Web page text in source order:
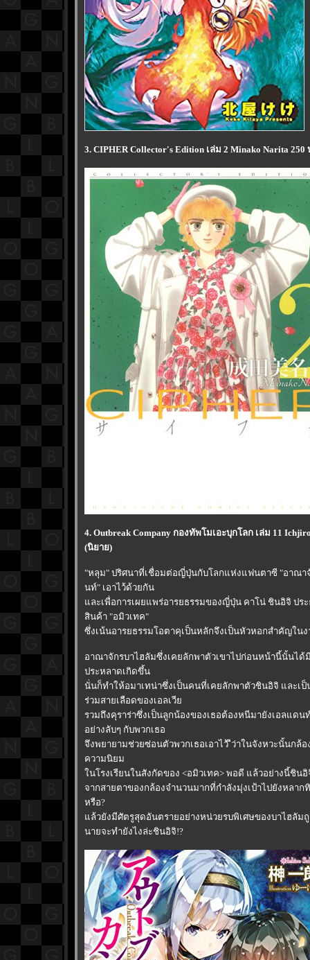
3. CIPHER Collector's Edition เล่ม 2 Minako Narita
4. Outbreak Company กองทัพโมเอะบุกโลก เล่ม 11
(นิยาย)
"หลุม" ปริศนาที่เชื่อมต่อญี่ปุ่นกับโลกแห่งแฟนตาซี "อาณา
นท์" เอาไว้ด้วยกัน
ละเพื่อการเผยแพร่อารยธรรมของญี่ปุ่น คาโน่ ชินอิจิ ป
สินค้า "อมิวเทค"
ซึ่งเน้นอารยธรรมโอตาคุเป็นหลักจึงเป็นหัวหอกสำคัญใน
อาณาจักรบาไฮลัมซึ่งเคยลักพาตัวเขาไปก่อนหน้านี้นั้นไ
ประหลาดเกิดขึ้น
นั่นก็ทำให้อมาเทน่าซึ่งเป็นคนที่เคยลักพาตัวชินอิจิ และเ
ร่วมสายเลือดของเอลเวี
รวมถึงคุราร่าซึ่งเป็นลูกน้องของเธอต้องหนีมายังเอลแด
อย่างลับๆ กับพวกเธอ
จึงพยายามช่วยซ่อนตัวพวกเธอเอาไว้ ืว่าในจังหวะนั้นกล้อ
ความนิยม
นโรงเรียนในสังกัดของ <อมิวเทค> พอดี แล้วอย่างนี้ชิน
จากสายตาของกล้องจำนวนมากที่กำลังมุ่งเป้าไปยังหลาก
หรือ?
ล้วยังมีศัตรูสุดอันตรายอย่างหน่วยรบพิเศษของบาไฮลัมถู
นายจะทำยังไงล่ะชินอิจิ!?